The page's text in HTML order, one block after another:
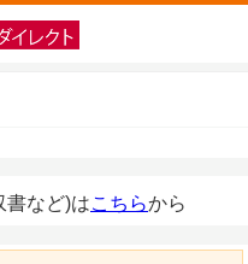
書など)はこちらから